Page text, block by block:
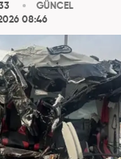
08:46
GÜNCEL